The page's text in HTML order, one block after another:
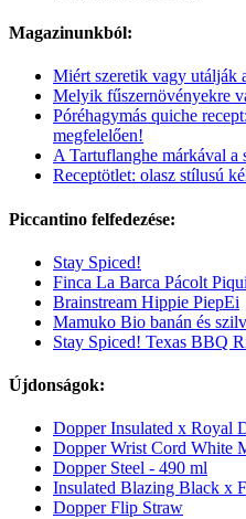
Magazinunkból:
Miért szeretik vagy utálják
Melyik fűszernövényekre
Póréhagymás quiche
megfelelően!
A Tartuflanghe márkával a
Receptötlet: olasz stílusú
Piccantino felfedezése:
Stay Spiced!
Finca La Barca Pácolt
Brainstream Hippie PiepEi
Mamuko Bio banán és
Stay Spiced! Texas BBQ
Újdonságok:
Dopper Insulated x Royal
Dopper Wrist Cord White
Dopper Steel - 490 ml
Insulated Blazing Black x
Dopper Flip Straw